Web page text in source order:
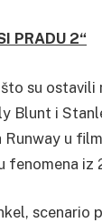
PRADU 2“
su
Blunt i
u
fenomena
scenario